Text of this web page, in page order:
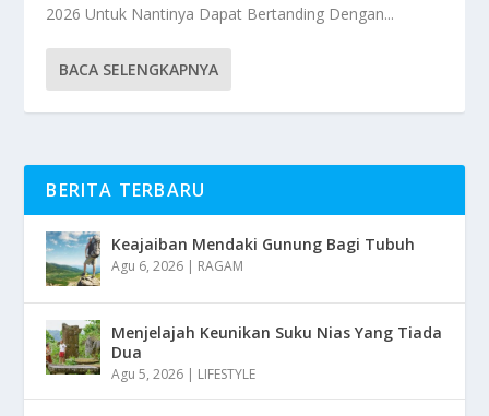
2026 Untuk Nantinya Dapat Bertanding Dengan...
BACA SELENGKAPNYA
BERITA TERBARU
Keajaiban Mendaki Gunung Bagi Tubuh
Agu 6, 2026 | RAGAM
Menjelajah Keunikan Suku Nias Yang Tiada
Dua
Agu 5, 2026 | LIFESTYLE